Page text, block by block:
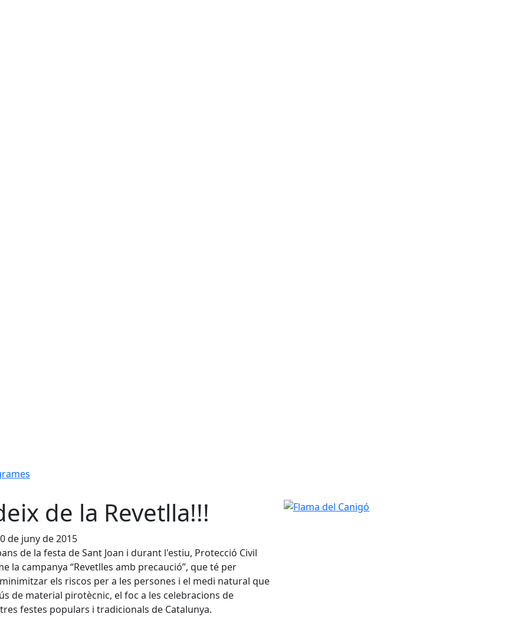
de la Revetlla!!!
de juny de 2015
de la festa de Sant Joan i durant l'estiu, Protecció Civil
la campanya “Revetlles amb precaució”, que té per
els riscos per a les persones i el medi natural que
de material pirotècnic, el foc a les celebracions de
festes populars i tradicionals de Catalunya.
Flama del Canigó